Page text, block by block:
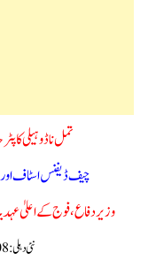
تمل ناڈو ہیلی کاپٹر حادثہ: 13 مسافرین
چیف ڈیفنس اسٹاف اور
وزیر دفاع،فوج کے اعلیٰ
نئی دہلی: 08۔ڈسمبر (سحرنیوزڈاٹ کام/ایجنسیز )